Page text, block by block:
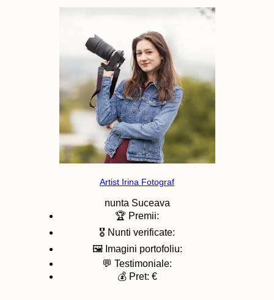
Artist Irina Fotograf
nunta Suceava
🏆 Premii:
🎖️ Nunti verificate:
🖼️ Imagini portofoliu:
💬 Testimoniale:
💰 Pret: €